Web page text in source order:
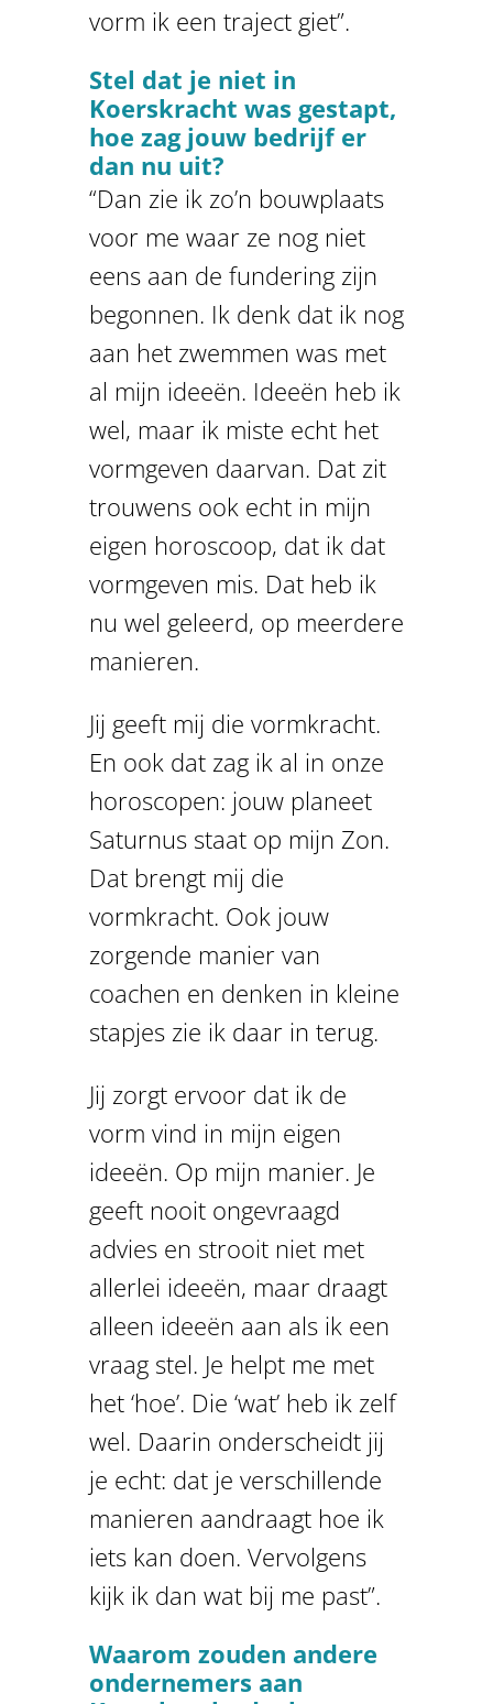
vorm ik een traject giet”.
Stel dat je niet in
Koerskracht was gestapt,
hoe zag jouw bedrijf er
dan nu uit?
“Dan zie ik zo’n bouwplaats
voor me waar ze nog niet
eens aan de fundering zijn
begonnen. Ik denk dat ik nog
aan het zwemmen was met
al mijn ideeën. Ideeën heb ik
wel, maar ik miste echt het
vormgeven daarvan. Dat zit
trouwens ook echt in mijn
eigen horoscoop, dat ik dat
vormgeven mis. Dat heb ik
nu wel geleerd, op meerdere
manieren.
Jij geeft mij die vormkracht.
En ook dat zag ik al in onze
horoscopen: jouw planeet
Saturnus staat op mijn Zon.
Dat brengt mij die
vormkracht. Ook jouw
zorgende manier van
coachen en denken in kleine
stapjes zie ik daar in terug.
Jij zorgt ervoor dat ik de
vorm vind in mijn eigen
ideeën. Op mijn manier. Je
geeft nooit ongevraagd
advies en strooit niet met
allerlei ideeën, maar draagt
alleen ideeën aan als ik een
vraag stel. Je helpt me met
het ‘hoe’. Die ‘wat’ heb ik zelf
wel. Daarin onderscheidt jij
je echt: dat je verschillende
manieren aandraagt hoe ik
iets kan doen. Vervolgens
kijk ik dan wat bij me past”.
Waarom zouden andere
ondernemers aan